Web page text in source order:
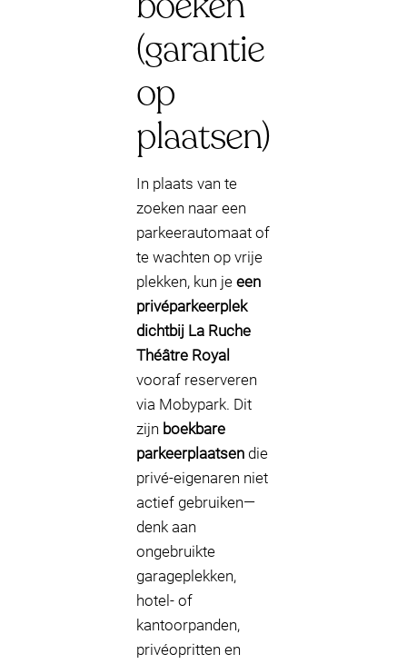
(garantie
op
plaatsen)
In plaats van te
zoeken naar een
parkeerautomaat of
te wachten op vrije
plekken, kun je een
privéparkeerplek
dichtbij La Ruche
Théâtre Royal
vooraf reserveren
via Mobypark. Dit
zijn boekbare
parkeerplaatsen die
privé-eigenaren niet
actief gebruiken—
denk aan
ongebruikte
garageplekken,
hotel- of
kantoorpanden,
privéopritten en